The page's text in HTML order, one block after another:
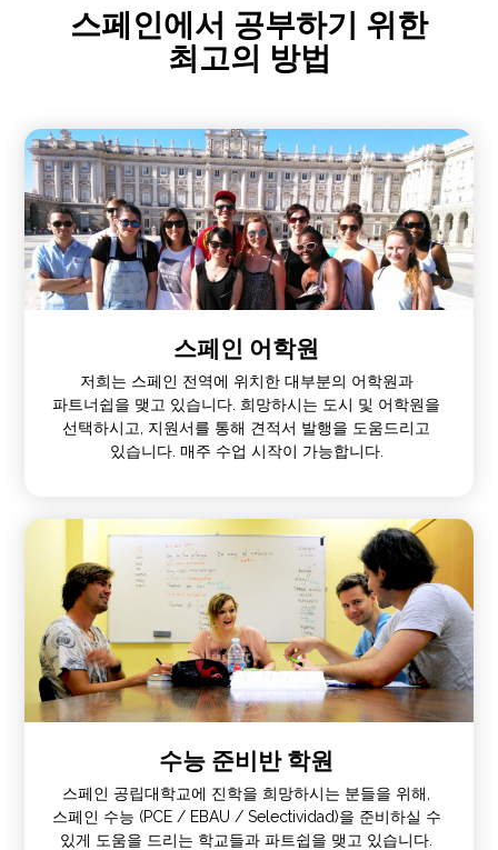
스페인에서 공부하기 위한
최고의 방법
스페인 어학원
저희는 스페인 전역에 위치한 대부분의 어학원과
파트너쉽을 맺고 있습니다. 희망하시는 도시 및 어학원을
선택하시고, 지원서를 통해 견적서 발행을 도움드리고
있습니다. 매주 수업 시작이 가능합니다.
수능 준비반 학원
스페인 공립대학교에 진학을 희망하시는 분들을 위해,
스페인 수능 (PCE / EBAU / Selectividad)을 준비하실 수
있게 도움을 드리는 학교들과 파트쉽을 맺고 있습니다.